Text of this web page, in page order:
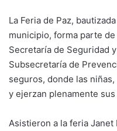
La Feria de Paz,
municipio, forma parte
Secretaría de Seguridad
Subsecretaría de
seguros, donde las
y ejerzan plenamente
Asistieron a la feria